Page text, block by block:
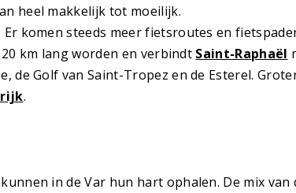
heel makkelijk tot moeilijk.
komen steeds meer fietsroutes en
km lang worden en verbindt Saint-Raphaël
de Golf van Saint-Tropez en de Esterel.
.
in de Var hun hart ophalen. De mix